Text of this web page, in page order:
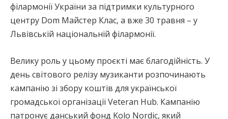
філармонії України за підтримки культурного
центру Dom Майстер Клас, а вже 30 травня – у
Львівській національній філармонії.
Велику роль у цьому проєкті має благодійність. У
день світового релізу музиканти розпочинають
кампанію зі збору коштів для української
громадської організації Veteran Hub. Кампанію
патронує данський фонд Kolo Nordic, який